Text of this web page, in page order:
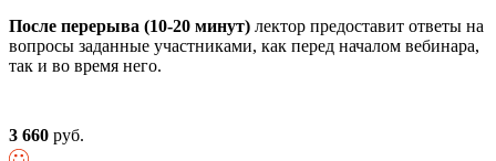
После перерыва (10-20 минут) лектор предоставит ответы на
вопросы заданные участниками, как перед началом вебинара,
так и во время него.
3 660 руб.